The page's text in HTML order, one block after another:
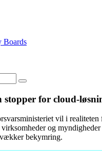
Boards
stopper for cloud-
vil i realiteten
og
bekymring.